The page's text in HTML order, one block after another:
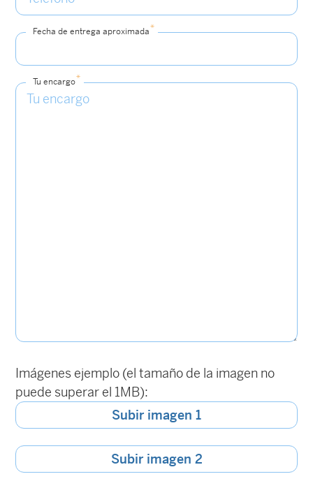
Fecha de entrega aproximada*
Tu encargo*
Imágenes ejemplo (el tamaño de la imagen no
puede superar el 1MB):
Subir imagen 1
Subir imagen 2